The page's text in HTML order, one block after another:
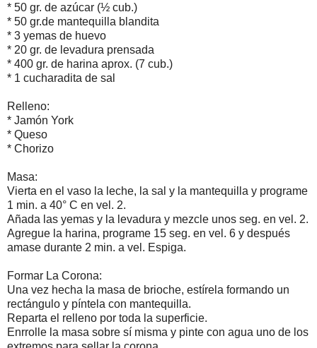
* 50 gr. de azúcar (½ cub.)
* 50 gr.de mantequilla blandita
* 3 yemas de huevo
* 20 gr. de levadura prensada
* 400 gr. de harina aprox. (7 cub.)
* 1 cucharadita de sal
Relleno:
* Jamón York
* Queso
* Chorizo
Masa:
Vierta en el vaso la leche, la sal y la mantequilla y programe
1 min. a 40° C en vel. 2.
Añada las yemas y la levadura y mezcle unos seg. en vel. 2.
Agregue la harina, programe 15 seg. en vel. 6 y después
amase durante 2 min. a vel. Espiga.
Formar La Corona:
Una vez hecha la masa de brioche, estírela formando un
rectángulo y píntela con mantequilla.
Reparta el relleno por toda la superficie.
Enrrolle la masa sobre sí misma y pinte con agua uno de los